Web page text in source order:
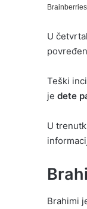
U
Teški
je dete
U
Brahimi